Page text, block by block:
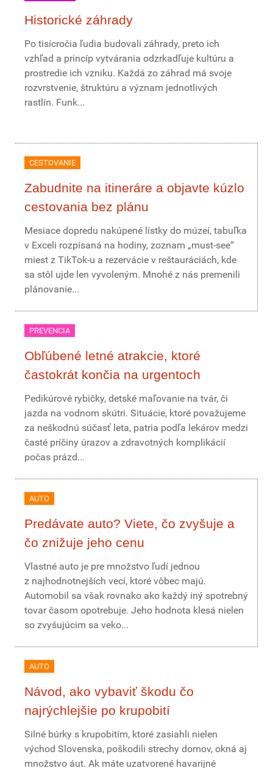
Historické záhrady
Po tisícročia ľudia budovali záhrady, preto ich
vzhľad a princíp vytvárania odzrkadľuje kultúru a
prostredie ich vzniku. Každá zo záhrad má svoje
rozvrstvenie, štruktúru a význam jednotlivých
rastlín. Funk...
CESTOVANIE
Zabudnite na itineráre a objavte kúzlo
cestovania bez plánu
Mesiace dopredu nakúpené lístky do múzeí, tabuľka
v Exceli rozpísaná na hodiny, zoznam „must-see“
miest z TikTok-u a rezervácie v reštauráciách, kde
sa stôl ujde len vyvoleným. Mnohé z nás premenili
plánovanie...
PREVENCIA
Obľúbené letné atrakcie, ktoré
častokrát končia na urgentoch
Pedikúrové rybičky, detské maľovanie na tvár, či
jazda na vodnom skútri. Situácie, ktoré považujeme
za neškodnú súčasť leta, patria podľa lekárov medzi
časté príčiny úrazov a zdravotných komplikácií
počas prázd...
AUTO
Predávate auto? Viete, čo zvyšuje a
čo znižuje jeho cenu
Vlastné auto je pre množstvo ľudí jednou
z najhodnotnejších vecí, ktoré vôbec majú.
Automobil sa však rovnako ako každý iný spotrebný
tovar časom opotrebuje. Jeho hodnota klesá nielen
so zvyšujúcim sa veko...
AUTO
Návod, ako vybaviť škodu čo
najrýchlejšie po krupobití
Silné búrky s krupobitím, ktoré zasiahli nielen
východ Slovenska, poškodili strechy domov, okná aj
množstvo áut. Ak máte uzatvorené havarijné